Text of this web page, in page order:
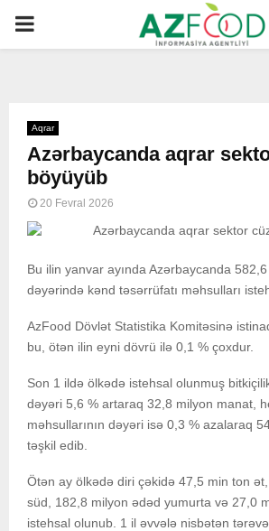
PRIMARY
Aqrar
Azərbaycanda aqrar
böyüyüb
20 Fevral 2026
Bu ilin yanvar ayında Azərbaycanda
dəyərində kənd təsərrüfatı məhsulları
AzFood Dövlət Statistika Komitəsinə
bu, ötən ilin eyni dövrü ilə 0,1 % çoxdur.
Son 1 ildə ölkədə istehsal olunmuş
dəyəri 5,6 % artaraq 32,8 milyon manat,
məhsullarının dəyəri isə 0,3 % azalaraq
təşkil edib.
Ötən ay ölkədə diri çəkidə 47,5 min ton
süd, 182,8 milyon ədəd yumurta və 27,0
istehsal olunub. 1 il əvvələ nisbətən